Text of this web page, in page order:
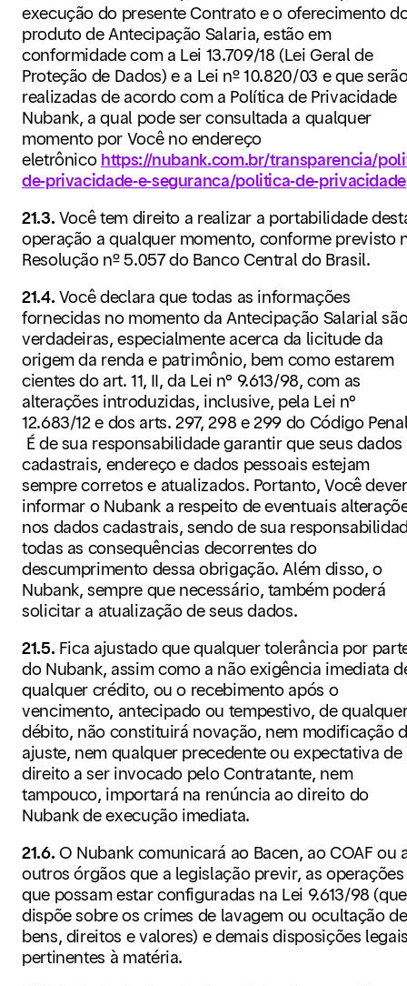
execução do presente Contrato e o oferecimento
produto de Antecipação Salaria, estão em
conformidade com a Lei 13.709/18 (Lei Geral de
Proteção de Dados) e a Lei nº 10.820/03 e que
realizadas de acordo com a Política de Privacidade
Nubank, a qual pode ser consultada a qualquer
momento por Você no endereço
eletrônico https://nubank.com.br/transparencia/
de-privacidade-e-seguranca/politica-de-privacidade
21.3.Você tem direito a realizar a portabilidade
operação a qualquer momento, conforme previsto
Resolução nº 5.057 do Banco Central do Brasil.
21.4.Você declara que todas as informações
fornecidas no momento da Antecipação Salarial
verdadeiras, especialmente acerca da licitude da
origem da renda e patrimônio, bem como estarem
cientes do art. 11, II, da Lei n° 9.613/98, com as
alterações introduzidas, inclusive, pela Lei n°
12.683/12 e dos arts. 297, 298 e 299 do Código
É de sua responsabilidade garantir que seus dados
cadastrais, endereço e dados pessoais estejam
sempre corretos e atualizados. Portanto, Você
informar o Nubank a respeito de eventuais
nos dados cadastrais, sendo de sua
todas as consequências decorrentes do
descumprimento dessa obrigação. Além disso, o
Nubank, sempre que necessário, também poderá
solicitar a atualização de seus dados.
21.5. Fica ajustado que qualquer tolerância por
do Nubank, assim como a não exigência imediata
qualquer crédito, ou o recebimento após o
vencimento, antecipado ou tempestivo, de
débito, não constituirá novação, nem modificação
ajuste, nem qualquer precedente ou expectativa de
direito a ser invocado pelo Contratante, nem
tampouco, importará na renúncia ao direito do
Nubank de execução imediata.
21.6. O Nubank comunicará ao Bacen, ao COAF ou
outros órgãos que a legislação previr, as operações
que possam estar configuradas na Lei 9.613/98 (que
dispõe sobre os crimes de lavagem ou ocultação de
bens, direitos e valores) e demais disposições
pertinentes à matéria.